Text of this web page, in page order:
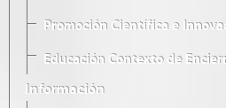
Promoción Científica e
Educación Contexto de
Información